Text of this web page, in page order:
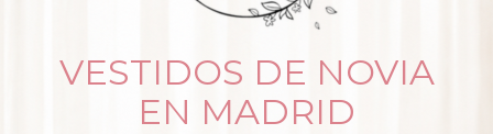
VESTIDOS DE NOVIA
EN MADRID